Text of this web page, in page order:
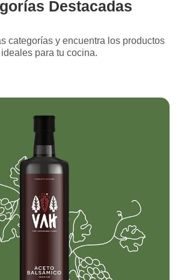
Destacadas
categorías y encuentra los productos
ideales para tu cocina.